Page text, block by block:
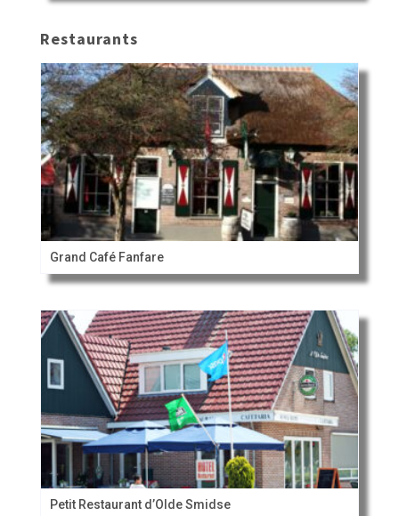
Restaurants
Grand Café Fanfare
Petit Restaurant d’Olde Smidse